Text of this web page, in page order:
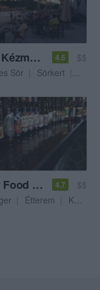
Jónás Kézműves Sörház 4.5
$$
Sör
Sörkert
Happy Food & Coffee 4.7
$$
Étterem Kézműves Sör